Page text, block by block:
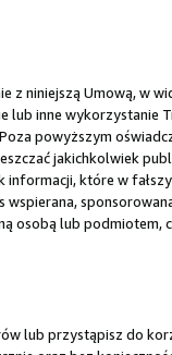
z niniejszą Umową, w
inne wykorzystanie
powyższym
jakichkolwiek
informacji, które w
osobą lub podmiotem,
lub przystąpisz do